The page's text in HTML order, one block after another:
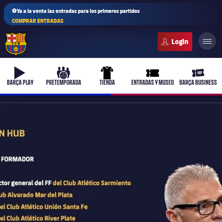
⚽Ya a la venta las entradas para los primeros partidos
COMPRAR ENTRADAS
b-play
BARÇA PLAY
culers-ball
PRETEMPORADA
uniform
TIENDA
ticket-full
ENTRADAS Y MUSEO
ticket-
BARÇA BUSINESS
Femenino
plusicon
más
Actualidad
Barça Atlètic
plusicon
más